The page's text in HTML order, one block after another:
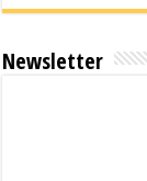
Newsletter